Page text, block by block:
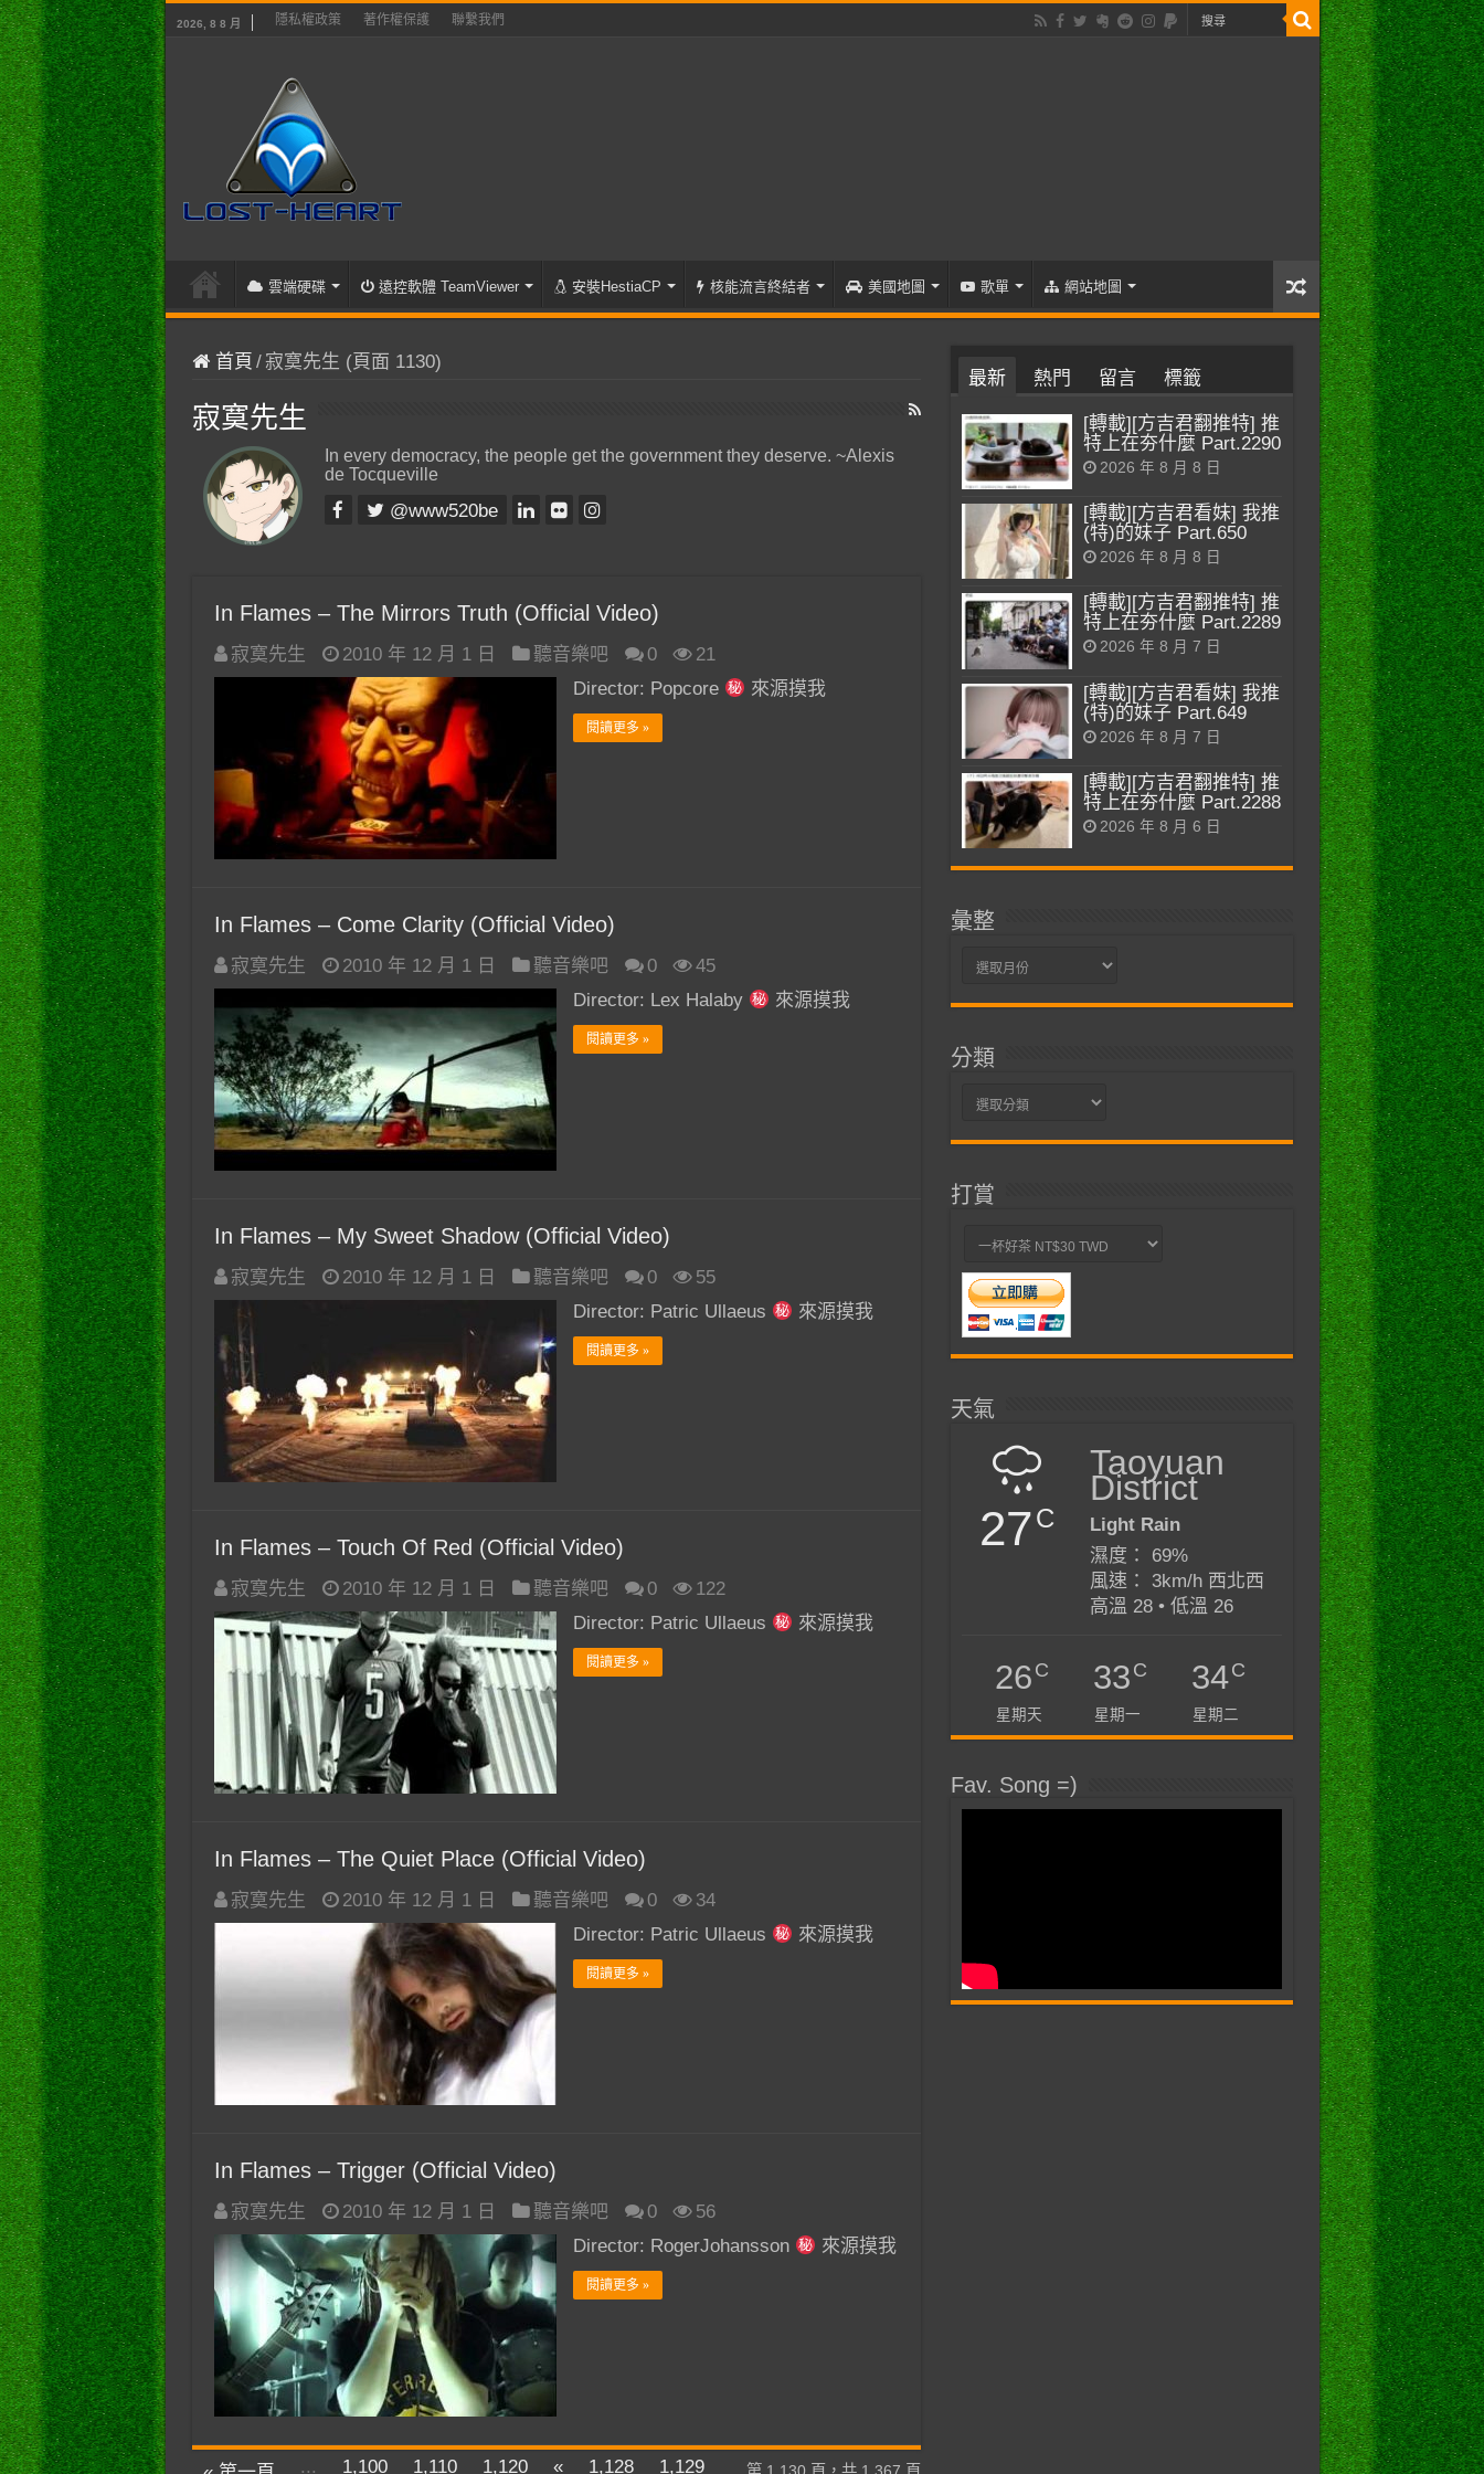
2026, 8 8 月 隱私權政策 著作權保護 聯繫我們
雲端硬碟 遠控軟體 TeamViewer 安裝HestiaCP 核能流言終結者 美國地圖 歌單 網站地圖
首頁 /寂寞先生 (頁面 1130)
寂寞先生
In every democracy, the people get the government they deserve. ~Alexis
de Tocqueville
@www520be
In Flames – The Mirrors Truth (Official Video)
寂寞先生 2010 年 12 月 1 日 聽音樂吧 0
21
Director: Popcore
來源摸我
閱讀更多 »
In Flames – Come Clarity (Official Video)
寂寞先生 2010 年 12 月 1 日 聽音樂吧 0
45
Director: Lex Halaby
來源摸我
閱讀更多 »
In Flames – My Sweet Shadow (Official Video)
寂寞先生 2010 年 12 月 1 日 聽音樂吧 0
55
Director: Patric Ullaeus
來源摸我
閱讀更多 »
In Flames – Touch Of Red (Official Video)
寂寞先生 2010 年 12 月 1 日 聽音樂吧 0
122
Director: Patric Ullaeus
來源摸我
閱讀更多 »
In Flames – The Quiet Place (Official Video)
寂寞先生 2010 年 12 月 1 日 聽音樂吧 0
34
Director: Patric Ullaeus
來源摸我
閱讀更多 »
In Flames – Trigger (Official Video)
寂寞先生 2010 年 12 月 1 日 聽音樂吧 0
56
Director: RogerJohansson
來源摸我
閱讀更多 »
... 1,100 1,110 1,120 « 1,128 1,129
最新 熱門 留言 標籤
[轉載][方吉君翻推特] 推
特上在夯什麼 Part.2290
2026 年 8 月 8 日
[轉載][方吉君看妹] 我推
(特)的妹子 Part.650
2026 年 8 月 8 日
[轉載][方吉君翻推特] 推
特上在夯什麼 Part.2289
2026 年 8 月 7 日
[轉載][方吉君看妹] 我推
(特)的妹子 Part.649
2026 年 8 月 7 日
[轉載][方吉君翻推特] 推
特上在夯什麼 Part.2288
2026 年 8 月 6 日
彙整
彙
分類
分
打賞
天氣
27C
Taoyuan
District
Light Rain
濕度： 69%
風速： 3km/h 西北西
高溫 28 • 低溫 26
26C
星期天
33C
星期一
34C
星期二
Fav. Song =)